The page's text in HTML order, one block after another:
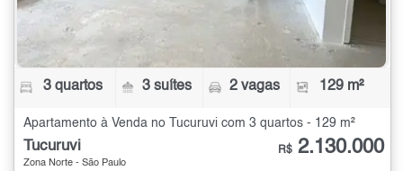
3 quartos 3 suítes 2 vagas 129 m²
Apartamento à Venda no Tucuruvi com 3 quartos - 129 m²
Tucuruvi
Zona Norte - São Paulo
R$ 2.130.000